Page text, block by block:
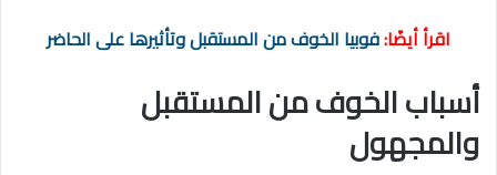
اقرأ أيضًا:فوبيا الخوف من المستقبل وتأثيرها على الحاضر
أسباب الخوف من المستقبل
والمجهول